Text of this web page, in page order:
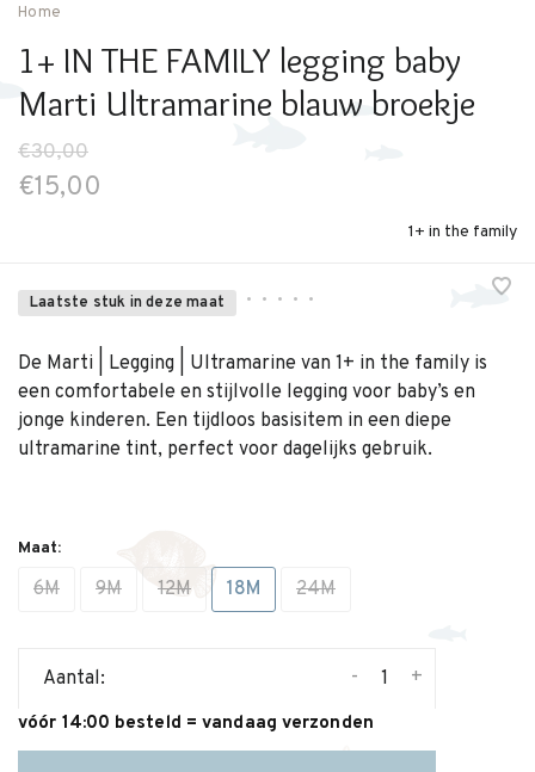
Home
1+ IN THE FAMILY legging baby
Marti Ultramarine blauw broekje
€30,00
€15,00
1+ in the family
Laatste stuk in deze maat • • • • •
De Marti | Legging | Ultramarine van 1+ in the family is
een comfortabele en stijlvolle legging voor baby’s en
jonge kinderen. Een tijdloos basisitem in een diepe
ultramarine tint, perfect voor dagelijks gebruik.
Maat:
6M 9M 12M 18M 24M
Aantal: +
-
vóór 14:00 besteld = vandaag verzonden